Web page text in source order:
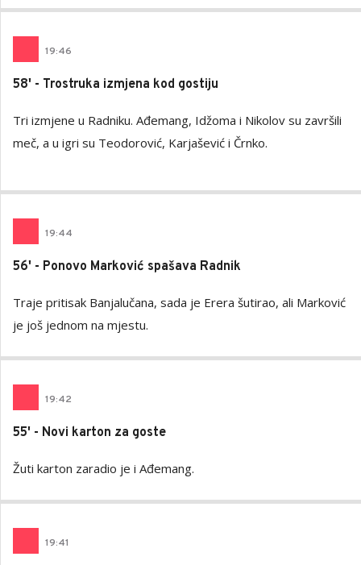
19:46
58' - Trostruka izmjena kod gostiju
Tri izmjene u Radniku. Ađemang, Idžoma i Nikolov su završili
meč, a u igri su Teodorović, Karjašević i Črnko.
19:44
56' - Ponovo Marković spašava Radnik
Traje pritisak Banjalučana, sada je Erera šutirao, ali Marković
je još jednom na mjestu.
19:42
55' - Novi karton za goste
Žuti karton zaradio je i Ađemang.
19:41